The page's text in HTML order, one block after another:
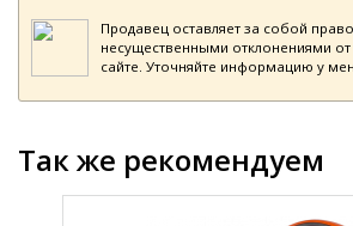
Продавец оставляет за собой
несущественными отклонениями
сайте. Уточняйте информацию у
Так же рекомендуем